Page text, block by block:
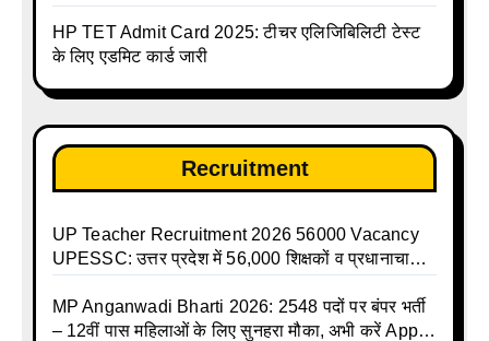
talika | Sarkari Avkash Talika | Up Holidays List |
Holidays Calendar
HP TET Admit Card 2025: टीचर एलिजिबिलिटी टेस्ट
के लिए एडमिट कार्ड जारी
Recruitment
UP Teacher Recruitment 2026 56000 Vacancy
UPESSC: उत्तर प्रदेश में 56,000 शिक्षकों व प्रधानाचार्यों
MP Anganwadi Bharti 2026: 2548 पदों पर बंपर भर्ती
– 12वीं पास महिलाओं के लिए सुनहरा मौका, अभी करें Apply